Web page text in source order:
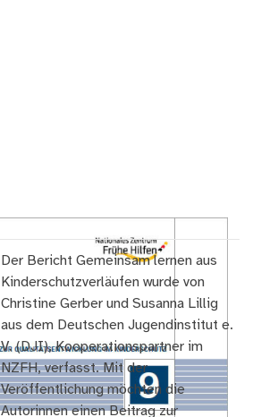
Der Bericht Gemeinsam lernen aus
Kinderschutzverläufen wurde von
Christine Gerber und Susanna Lillig
aus dem Deutschen Jugendinstitut e.
V. (DJI), Kooperationspartner im
NZFH, verfasst. Mit der
Veröffentlichung möchten die
Autorinnen einen Beitrag zur